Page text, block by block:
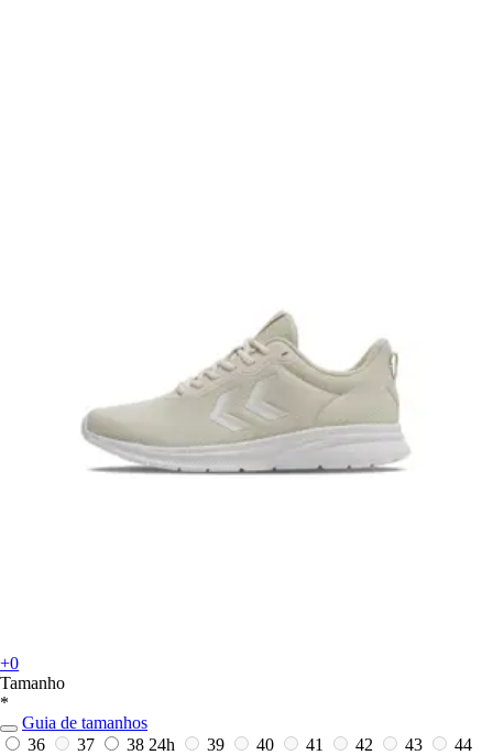
+0
Tamanho
*
Guia de tamanhos
36
37 38 24h 39 40 41 42 43
44